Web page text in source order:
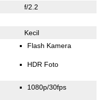
f/2.2
Kecil
Flash Kamera
HDR Foto
1080p/30fps